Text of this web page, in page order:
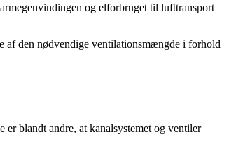
og elforbruget til lufttransport
af den nødvendige ventilationsmængde i forhold
blandt andre, at kanalsystemet og ventiler